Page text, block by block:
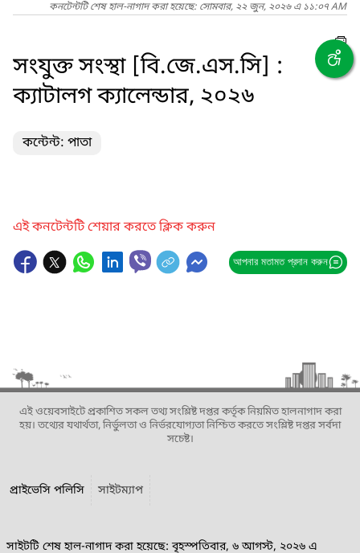
কনটেন্টটি শেষ হাল-নাগাদ করা হয়েছে: সোমবার, ২২ জুন, ২০২৬ এ ১১:০৭ AM
সংযুক্ত সংস্থা [বি.জে.এস.সি] :
ক্যাটালগ ক্যালেন্ডার, ২০২৬
কন্টেন্ট: পাতা
এই কনটেন্টটি শেয়ার করতে ক্লিক করুন
আপনার মতামত প্রদান করুন
এই ওয়েবসাইটে প্রকাশিত সকল তথ্য সংশ্লিষ্ট দপ্তর কর্তৃক নিয়মিত হালনাগাদ করা
হয়। তথ্যের যথার্থতা, নির্ভুলতা ও নির্ভরযোগ্যতা নিশ্চিত করতে সংশ্লিষ্ট দপ্তর সর্বদা
সচেষ্ট।
প্রাইভেসি পলিসি সাইটম্যাপ
সাইটটি শেষ হাল-নাগাদ করা হয়েছে: বৃহস্পতিবার, ৬ আগস্ট, ২০২৬ এ